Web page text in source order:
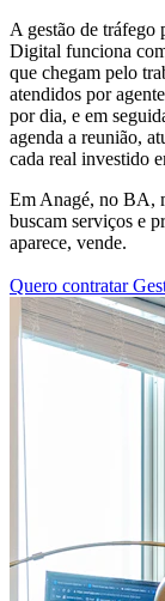
A gestão de tráfego
Digital funciona
que chegam pelo
atendidos por
por dia, e em
agenda a reunião,
cada real investido
Em Anagé, no BA,
buscam serviços e
aparece, vende.
Quero contratar